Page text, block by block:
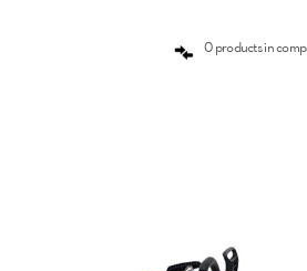
0 products in